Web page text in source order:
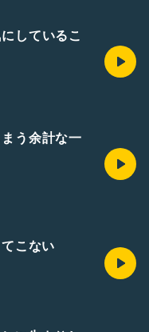
しているこ
う余計な一
こない